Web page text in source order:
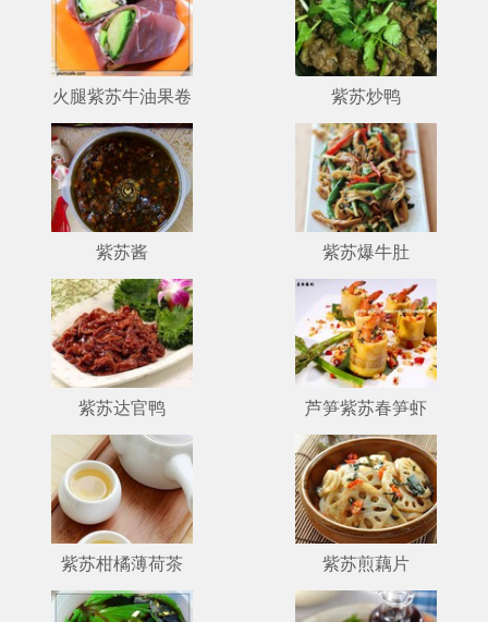
火腿紫苏牛油果卷 紫苏炒鸭
紫苏酱 紫苏爆牛肚
紫苏达官鸭 芦笋紫苏春笋虾
紫苏柑橘薄荷茶 紫苏煎藕片